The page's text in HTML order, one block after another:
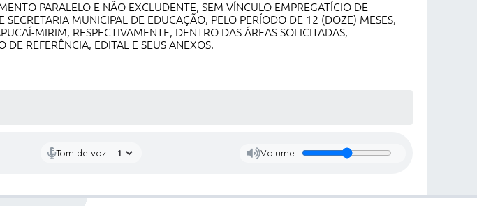
PARALELO E NÃO EXCLUDENTE, SEM VÍNCULO EMPREGATÍCIO DE
MUNICIPAL DE EDUCAÇÃO, PELO PERÍODO DE 12 (DOZE) MESES,
MIRIM, RESPECTIVAMENTE, DENTRO DAS ÁREAS SOLICITADAS,
REFERÊNCIA, EDITAL E SEUS ANEXOS.
Tom de voz: Volume